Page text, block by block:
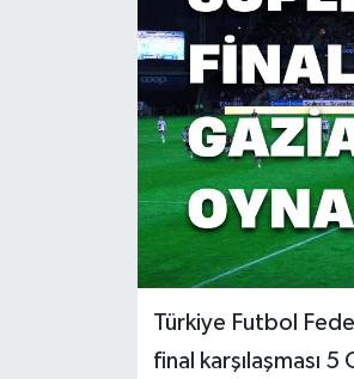
Türkiye Futbol
final karşılaşması